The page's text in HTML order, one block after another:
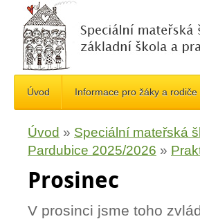
Úvod Informace pro žáky a rodiče
Úvod » Speciální mateřská
Pardubice 2025/2026 »
Prosinec
V prosinci jsme toho